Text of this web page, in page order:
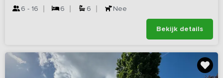
6 - 16 6 6 Nee
Bekijk details